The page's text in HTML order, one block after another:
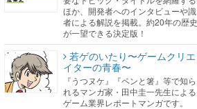
ほか、開発者へのインタビューや識
者による解説を掲載。約20年の歴史
が一望できる決定版！
若ゲのいたり〜ゲームクリエ
イターの青春〜
『うつヌケ』『ペンと箸』等で知ら
れるマンガ家・田中圭一先生による
ゲーム業界レポートマンガです。